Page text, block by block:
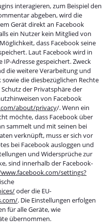
interagieren, zum Beispiel den
abgeben, wird die
Gerät direkt an Facebook
ein Nutzer kein Mitglied von
dass Facebook seine
Laut Facebook wird in
Adresse gespeichert. Zweck
die weitere Verarbeitung und
die diesbezüglichen Rechte
der Privatsphäre der
von Facebook
about/privacy/. Wenn ein
möchte, dass Facebook über
sammelt und mit seinen bei
verknüpft, muss er sich vor
bei Facebook ausloggen und
und Widersprüche zur
sind innerhalb der Facebook-
settings?
oder die EU-
. Die Einstellungen erfolgen
für alle Geräte, wie
übernommen.